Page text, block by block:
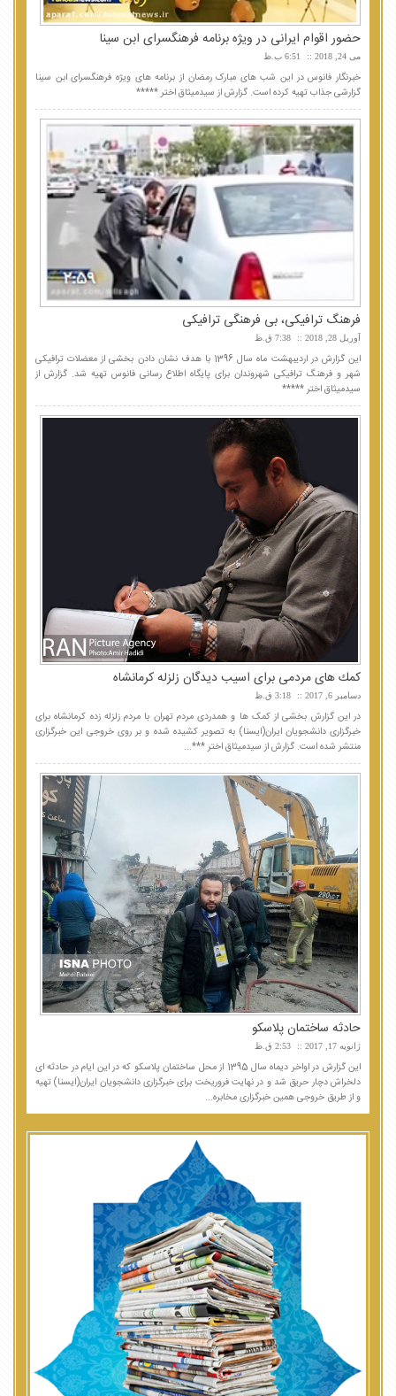
حضور اقوام ایرانی در ویژه برنامه فرهنگسرای ابن سینا
می 24, 2018 6:51 ب.ظ
خبرنگار فانوس در این شب های مبارک رمضان از برنامه های ویژه فرهنگسرای ابن سینا
گزارشی جذاب تهیه کرده است. گزارش از سیدمیثاق اختر *****
فرهنگ ترافیكی، بی فرهنگی ترافیكی
آوریل 28, 2018 7:38 ق.ظ
این گزارش در اردیبهشت ماه سال 1396 با هدف نشان دادن بخشی از معضلات ترافیکی
شهر و فرهنگ ترافیکی شهروندان برای پایگاه اطلاع رسانی فانوس تهیه شد. گزارش از
سیدمیثاق اختر *****
كمك های مردمی برای اسیب دیدگان زلزله كرمانشاه
دسامبر 6, 2017 3:18 ق.ظ
در این گزارش بخشی از کمک ها و همدردی مردم تهران با مردم زلزله زده کرمانشاه برای
خبرگزاری دانشجویان ایران(ایسنا) به تصویر کشیده شده و بر روی خروجی این خبرگزاری
منتشر شده است. گزارش از سیدمیثاق اختر ***...
حادثه ساختمان پلاسكو
ژانویه 17, 2017 2:53 ق.ظ
این گزارش در اواخر دیماه سال 1395 از محل ساختمان پلاسکو که در این ایام در حادثه ای
دلخراش دچار حریق شد و در نهایت فروریخت برای خبرگزاری دانشجویان ایران(ایسنا) تهیه
و از طریق خروجی همین خبرگزاری مخابره...